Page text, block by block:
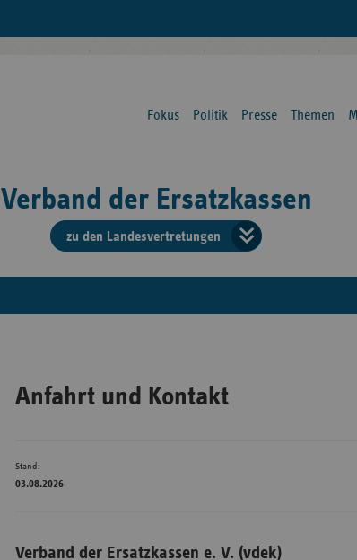
Fokus Politik Presse Themen
Verband der Ersatzkassen
zu den Landesvertretungen
der
Anfahrt und Kontakt
Stand:
03.08.2026
Verband der Ersatzkassen e. V. (vdek)